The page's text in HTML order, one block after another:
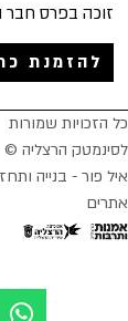
זוכה בפרס חבר
להזמנת
כל הזכויות שמורות
לסינמטק הרצליה ©
איל פור - בנייה
אתרים